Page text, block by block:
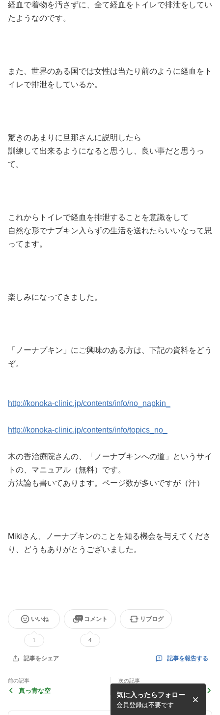
経血で着物を汚さずに、全て経血をトイレで排泄をしてい
たようなのです。
また、世界のある国では女性は当たり前のように経血をト
イレで排泄をしているか。
驚きのあまりに旦那さんに説明したら
訓練して出来るようになると思うし、良い事だと思うっ
て。
これからトイレで経血を排泄することを意識をして
自然な形でナプキン入らずの生活を送れたらいいなって思
ってます。
楽しみになってきました。
「ノーナプキン」にご興味のある方は、下記の資料をどう
ぞ。
http://konoka-clinic.jp/contents/info/no_napkin_
http://konoka-clinic.jp/contents/info/topics_no_
木の香治療院さんの、「ノーナプキンへの道」というサイ
トの、マニュアル（無料）です。
方法論も書いてあります。ページ数が多いですが（汗）
Mikiさん、ノーナプキンのことを知る機会を与えてくださ
り、どうもありがとうございました。
いいね
1
コメント
4
リブログ
記事をシェア 記事を報告する
前の記事
真っ青な空
次の記事
布ナプ使用から1年9ヶ月
気に入ったらフォロー
会員登録は不要です